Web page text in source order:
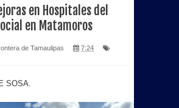
en Hospitales del
en Matamoros
de Tamaulipas
7:24
SOSA.